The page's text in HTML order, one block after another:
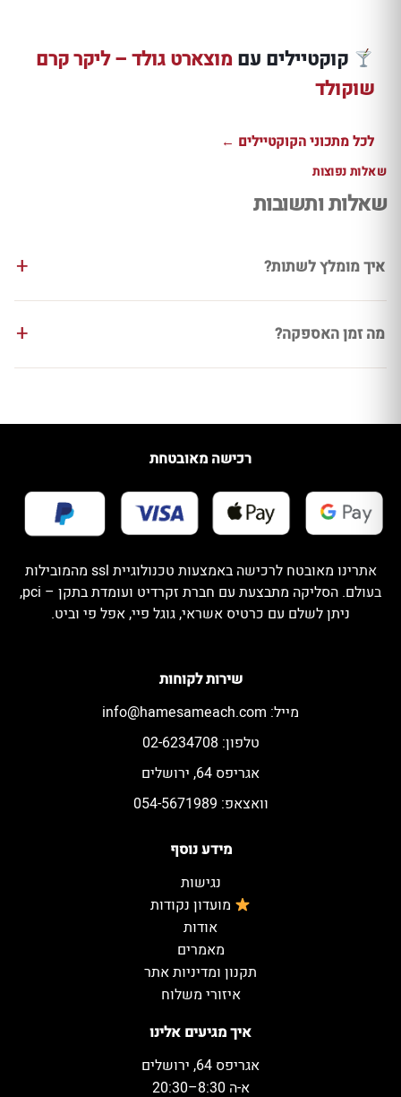
קוקטיילים עם מוצארט גולד – ליקר קרם
שוקולד
אמרטו ושוקולד
זהוב
למתכון ←
קרמי עם וודקה
קלואה ובייליס
ברנדי וליקר
שוקולד
לכל מתכוני הקוקטיילים ←
שאלות נפוצות
שאלות ותשובות
איך מומלץ לשתות?
מה זמן האספקה?
איך מגיעים אלינו
אגריפס 64, ירושלים
א-ה 8:30–20:30
מידע נוסף
נגישות
מועדון נקודות
אודות
מאמרים
תקנון ומדיניות אתר
איזורי משלוח
שירות לקוחות
מייל: info@hamesameach.com
טלפון: 02-6234708
אגריפס 64, ירושלים
וואצאפ: 054-5671989
רכישה מאובטחת
אתרינו מאובטח לרכישה באמצעות טכנולוגיית ssl מהמובילות
בעולם. הסליקה מתבצעת עם חברת זקרדיט ועומדת בתקן – pci,
ניתן לשלם עם כרטיס אשראי, גוגל פיי, אפל פי וביט.